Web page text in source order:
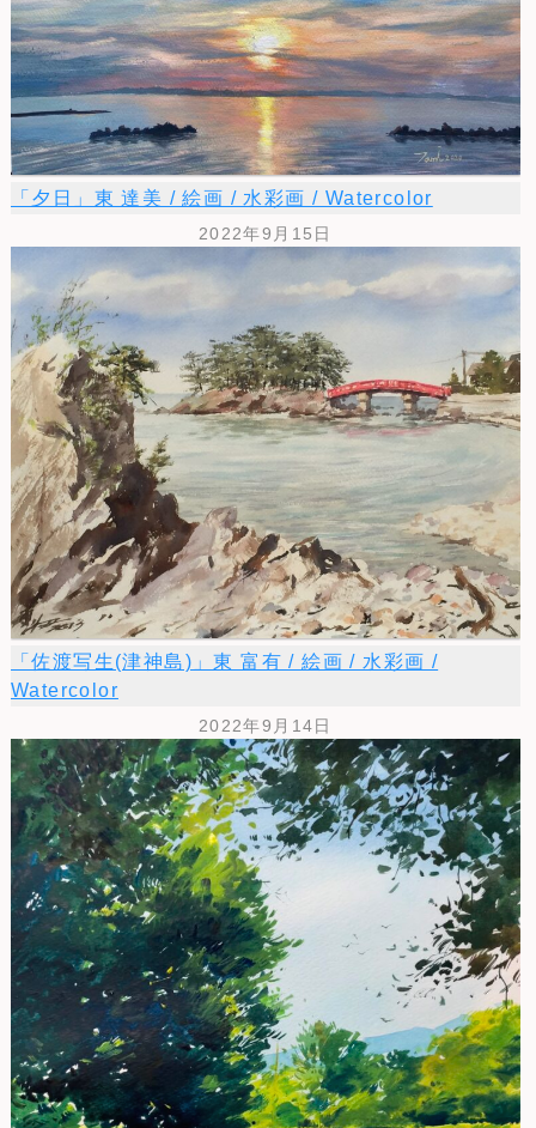
「夕日」東 達美 / 絵画 / 水彩画 / Watercolor
2022年9月15日
「佐渡写生(津神島)」東 富有 / 絵画 / 水彩画 /
Watercolor
2022年9月14日